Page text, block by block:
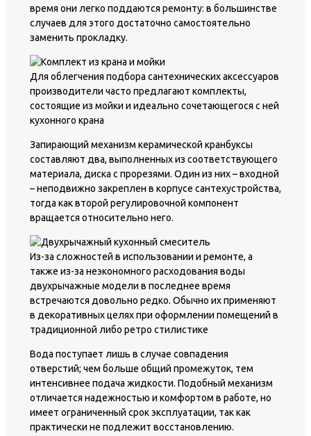
время они легко поддаются ремонту: в большинстве
случаев для этого достаточно самостоятельно
заменить прокладку.
Для облегчения подбора сантехнических аксессуаров
производители часто предлагают комплекты,
состоящие из мойки и идеально сочетающегося с ней
кухонного крана
Запирающий механизм керамической кранбуксы
составляют два, выполненных из соответствующего
материала, диска с прорезями. Один из них – входной
– неподвижно закреплен в корпусе сантехустройства,
тогда как второй регулировочной компонент
вращается относительно него.
Из-за сложностей в использовании и ремонте, а
также из-за неэкономного расходования воды
двухрычажные модели в последнее время
встречаются довольно редко. Обычно их применяют
в декоративных целях при оформлении помещений в
традиционной либо ретро стилистике
Вода поступает лишь в случае совпадения
отверстий; чем больше общий промежуток, тем
интенсивнее подача жидкости. Подобный механизм
отличается надежностью и комфортом в работе, но
имеет ограниченный срок эксплуатации, так как
практически не подлежит восстановлению.